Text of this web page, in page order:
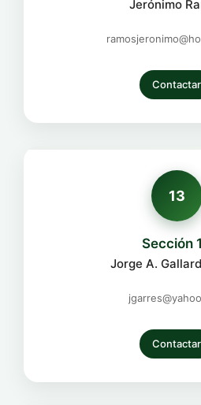
Jerónimo
Contactar
13
Sección
Jorge A.
Contactar